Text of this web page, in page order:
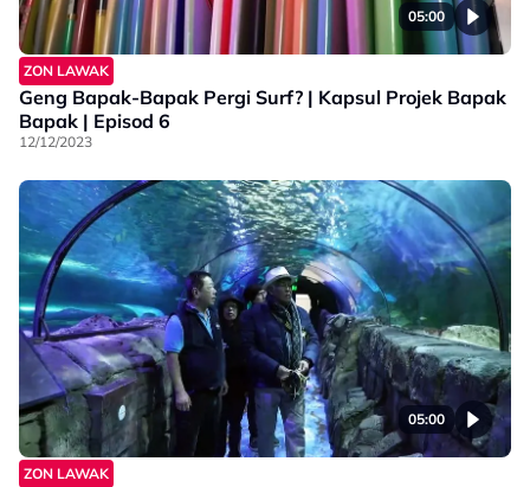
05:00
ZON LAWAK
Geng Bapak-Bapak Pergi Surf? | Kapsul Projek Bapak
Bapak | Episod 6
12/12/2023
05:00
ZON LAWAK